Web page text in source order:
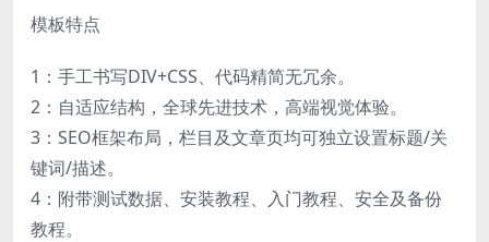
模板特点
1：手工书写DIV+CSS、代码精简无冗余。
2：自适应结构，全球先进技术，高端视觉体验。
3：SEO框架布局，栏目及文章页均可独立设置标题/关
键词/描述。
4：附带测试数据、安装教程、入门教程、安全及备份
教程。